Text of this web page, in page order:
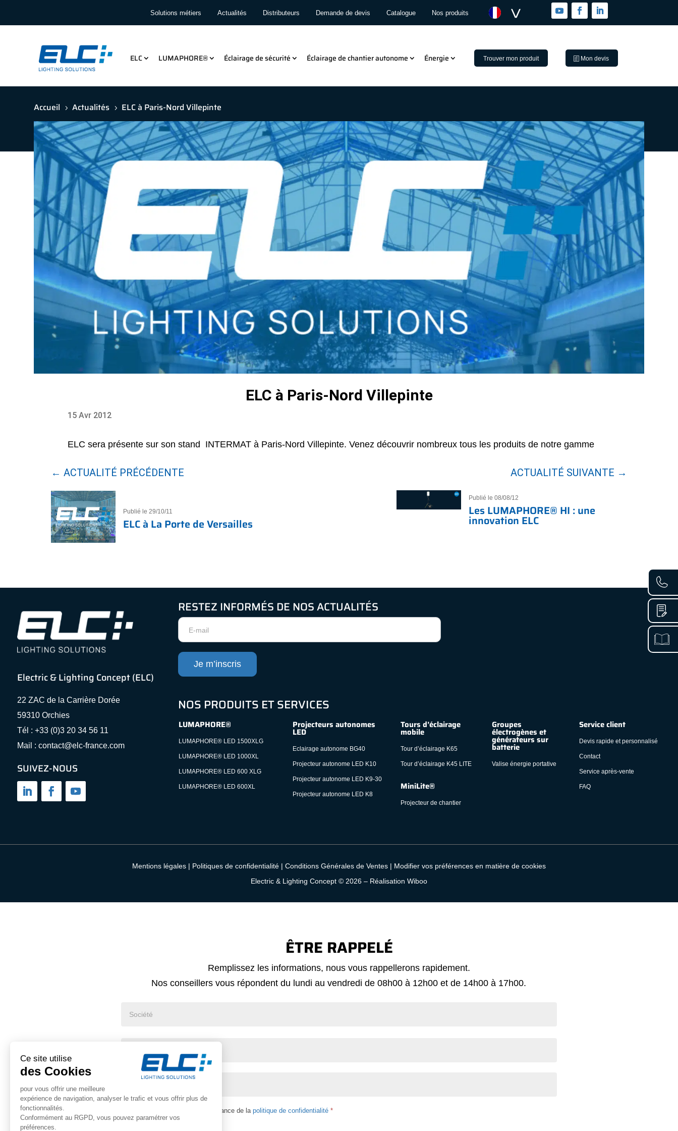
Solutions métiers Actualités Distributeurs Demande de devis Catalogue Nos produits
ELC LUMAPHORE® Éclairage de sécurité Éclairage de chantier autonome Énergie Trouver mon produit Mon devis
Accueil 5 Actualités 5 ELC à Paris-Nord Villepinte
ELC à Paris-Nord Villepinte
15 Avr 2012
ELC sera présente sur son stand INTERMAT à Paris-Nord Villepinte. Venez découvrir nombreux tous les produits de notre gamme
← ACTUALITÉ PRÉCÉDENTE
Publié le 29/10/11
ELC à La Porte de Versailles
ACTUALITÉ SUIVANTE →
Publié le 08/08/12
Les LUMAPHORE® HI : une
innovation ELC
Electric & Lighting Concept (ELC)
22 ZAC de la Carrière Dorée
59310 Orchies
Tél : +33 (0)3 20 34 56 11
Mail : contact@elc-france.com
SUIVEZ-NOUS
RESTEZ INFORMÉS DE NOS ACTUALITÉS
Newsletter
Je m’inscris
NOS PRODUITS ET SERVICES
LUMAPHORE®
LUMAPHORE® LED 1500XLG
LUMAPHORE® LED 1000XL
LUMAPHORE® LED 600 XLG
LUMAPHORE® LED 600XL
Projecteurs autonomes
LED
Eclairage autonome BG40
Projecteur autonome LED K10
Projecteur autonome LED K9-30
Projecteur autonome LED K8
Tours d’éclairage
mobile
Tour d’éclairage K65
Tour d’éclairage K45 LITE
MiniLite®
Projecteur de chantier
Groupes
électrogènes et
générateurs sur
batterie
Valise énergie portative
Service client
Devis rapide et personnalisé
Contact
Service après-vente
FAQ
Mentions légales | Politiques de confidentialité | Conditions Générales de Ventes | Modifier vos préférences en matière de cookies
Electric & Lighting Concept © 2026 – Réalisation Wiboo
ÊTRE RAPPELÉ
Remplissez les informations, nous vous rappellerons rapidement.
Nos conseillers vous répondent du lundi au vendredi de 08h00 à 12h00 et de 14h00 à 17h00.
*
Je déclare avoir pris connaissance de la politique de confidentialité *